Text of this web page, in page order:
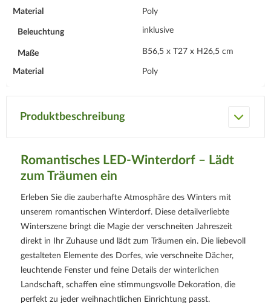
Material Poly
Beleuchtung inklusive
Maße B56,5 x T27 x H26,5 cm
Material Poly
Produktbeschreibung
Romantisches LED-Winterdorf – Lädt
zum Träumen ein
Erleben Sie die zauberhafte Atmosphäre des Winters mit
unserem romantischen Winterdorf. Diese detailverliebte
Winterszene bringt die Magie der verschneiten Jahreszeit
direkt in Ihr Zuhause und lädt zum Träumen ein. Die liebevoll
gestalteten Elemente des Dorfes, wie verschneite Dächer,
leuchtende Fenster und feine Details der winterlichen
Landschaft, schaffen eine stimmungsvolle Dekoration, die
perfekt zu jeder weihnachtlichen Einrichtung passt.